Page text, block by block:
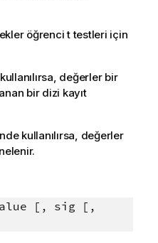
öğrenci t testleri için
değerler bir
bir dizi kayıt
kullanılırsa, değerler
[, sig [,